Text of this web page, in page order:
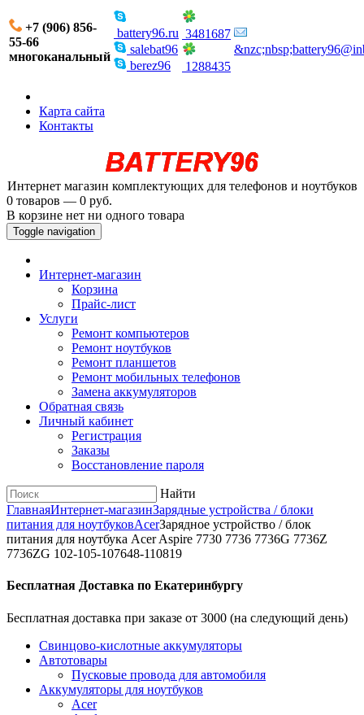
+7 (906) 856-
55-66
многоканальный
battery96.ru
salebat96
berez96
3481687
1288435
Карта сайта
Контакты
Интернет магазин комплектующих для телефонов и ноутбуков
0 товаров — 0 руб.
В корзине нет ни одного товара
Toggle navigation
Интернет-магазин
Корзина
Прайс-лист
Услуги
Ремонт компьютеров
Ремонт ноутбуков
Ремонт планшетов
Ремонт мобильных телефонов
Замена аккумуляторов
Обратная связь
Личный кабинет
Регистрация
Заказы
Восстановление пароля
Найти
ГлавнаяИнтернет-магазинЗарядные устройства / блоки
питания для ноутбуковAcerЗарядное уcтройство / блок
питания для ноутбука Acer Aspire 7730 7736 7736G 7736Z
7736ZG 102-105-107648-110819
Бесплатная Доставка по Екатеринбургу
Бесплатная доставка при заказе от 3000 (на следующий день)
Cвинцово-кислотные аккумуляторы
Автотовары
Пусковые провода для автомобиля
Аккумуляторы для ноутбуков
Acer